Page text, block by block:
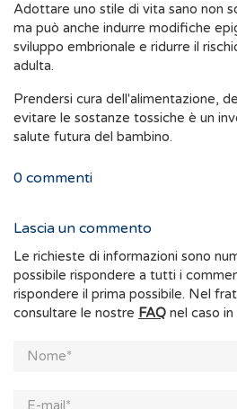
Adottare uno stile di vita sano non
ma può anche indurre modifiche
sviluppo embrionale e ridurre il
adulta.
Prendersi cura dell'alimentazione,
evitare le sostanze tossiche è un
salute futura del bambino.
0 commenti
Lascia un commento
Le richieste di informazioni sono
possibile rispondere a tutti i
rispondere il prima possibile. Nel
consultare le nostre FAQ nel caso